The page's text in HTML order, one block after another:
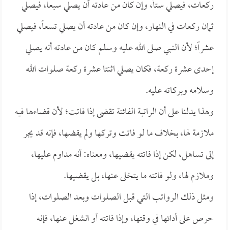
ركعات، فيصلي ستاً، وإن كان من عادته أن يصلي سبعاً، فيصلي
ثمان ركعات في النهار، وإن كان من عادته أن يصلي تسعاً، فيصلي
عشراً؛ لأن النبي صلى الله عليه وسلم كان من عادته أنه يصلي
إحدى عشرة ركعة، فكان يصلي اثنتا عشرة ركعة صلوات الله
وسلامه وبركاته عليه.
وهذا يدلنا على أن الراتبة الفائتة تقضى إذا فاتت؛ لأن قضاءها فيه
ملازمة لها، بخلاف ما لو فاتت وتركها ولم يقضها، فإنه قد يجر
إلى تساهل، لكن إذا فاتته يقضيها، ومعناه: أنه مداوم عليها،
وملازم لها، ولو فاتته ما يتخلى عنها، بل يقضيها.
ومثل ذلك الرواتب التي قبل الصلوات وبعد الصلوات، إذا
حرص على أدائها في وقتها، وإذا فاتته أو انشغل عنها، فإنه